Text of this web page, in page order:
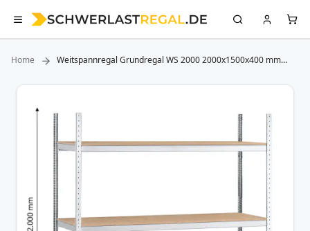
Home
Weitspannregal Grundregal WS 2000 2000x1500x400 mm
Zum
Bildergalerie